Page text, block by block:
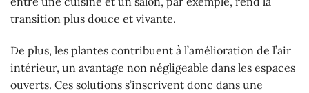
transition plus douce et vivante.
De plus, les plantes contribuent à l’amélioration de l’air
intérieur, un avantage non négligeable dans les espaces
ouverts. Ces solutions s’inscrivent donc dans une